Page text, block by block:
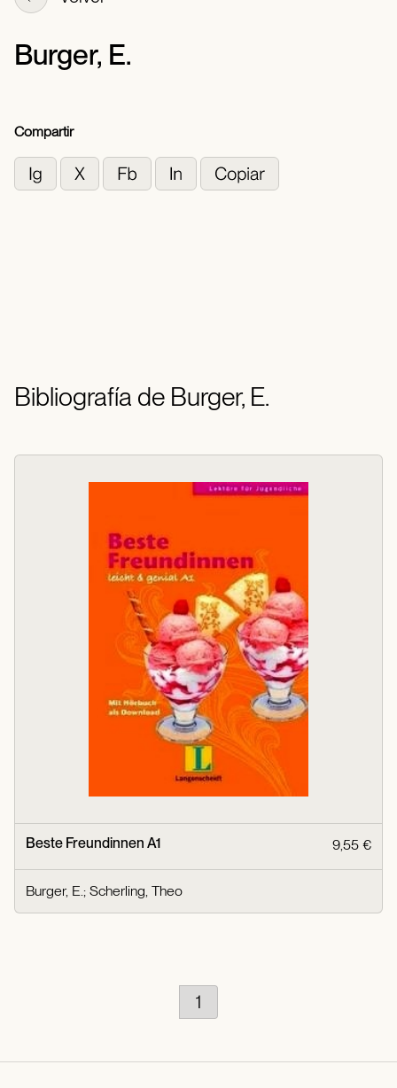
Burger, E.
Compartir
Bibliografía de Burger, E.
Beste Freundinnen A1 9,55 €
Burger, E.; Scherling, Theo
1